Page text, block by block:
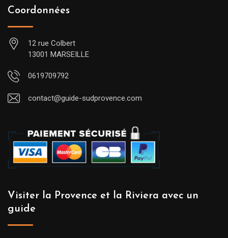
Coordonnées
12 rue Colbert
13001 MARSEILLE
0619709792
contact@guide-sudprovence.com
Visiter la Provence et la Riviera avec un
guide